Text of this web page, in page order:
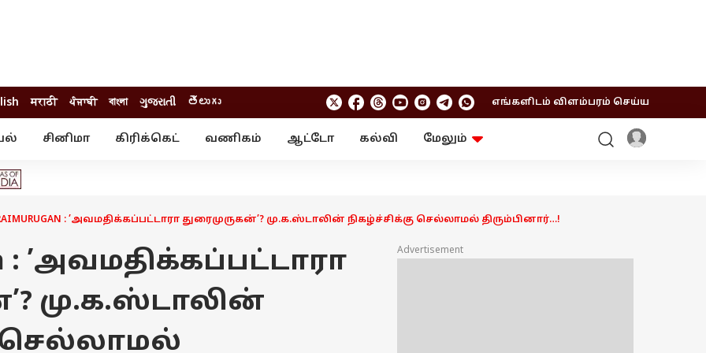
मराठी ਪੰਜਾਬੀ বাংলা ગુજરાતી తెలుగు எங்களிடம் விளம்பரம் செய்ய
சினிமா கிரிக்கெட் வணிகம் ஆட்டோ கல்வி
மேலும்
: ’அவமதிக்கப்பட்டாரா துரைமுருகன்’? மு.க.ஸ்டாலின் நிகழ்ச்சிக்கு செல்லாமல் திரும்பினார்…!
: ’அவமதிக்கப்பட்டாரா
மு.க.ஸ்டாலின்
செல்லாமல்
Advertisement